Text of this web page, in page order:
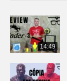
14:49